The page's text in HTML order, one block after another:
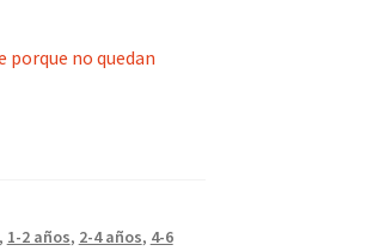
no quedan
1-2 años, 2-4 años, 4-6